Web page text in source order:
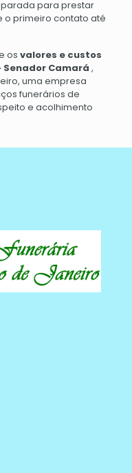
para prestar
o primeiro contato até
os valores e custos
Senador Camará ,
uma empresa
funerários de
e acolhimento